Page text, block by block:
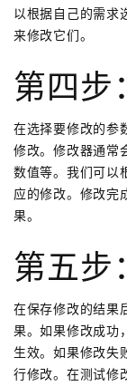
以根据自己的需求
来修改它们。
第四步
在选择要修改的参
修改。修改器通常
数值等。我们可以
应的修改。修改完
果。
第五步
在保存修改的结果
果。如果修改成功
生效。如果修改失
行修改。在测试修